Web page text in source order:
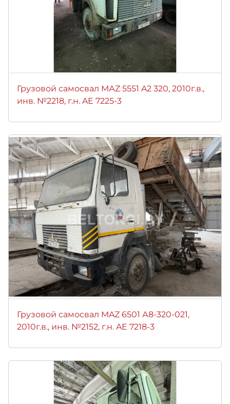
Грузовой самосвал МАZ 5551 A2 320, 2010г.в.,
инв. №2218, г.н. AE 7225-3
Грузовой самосвал MAZ 6501 А8-320-021,
2010г.в., инв. №2152, г.н. AE 7218-3